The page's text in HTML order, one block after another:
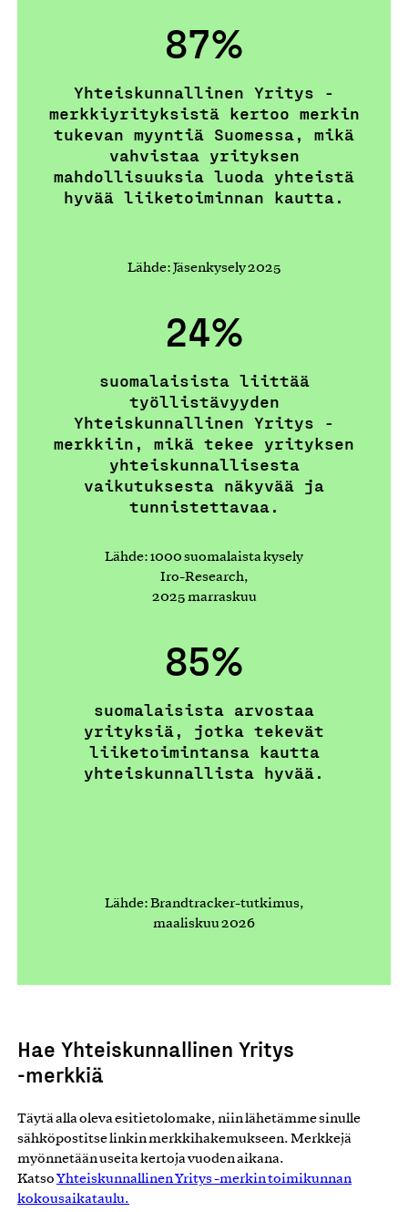
87%
Yhteiskunnallinen Yritys -
merkkiyrityksistä kertoo merkin
tukevan myyntiä Suomessa, mikä
vahvistaa yrityksen
mahdollisuuksia luoda yhteistä
hyvää liiketoiminnan kautta.
Lähde: Jäsenkysely 2025
24%
suomalaisista liittää
työllistävyyden
Yhteiskunnallinen Yritys -
merkkiin, mikä tekee yrityksen
yhteiskunnallisesta
vaikutuksesta näkyvää ja
tunnistettavaa.
Lähde: 1000 suomalaista kysely
Iro-Research,
2025 marraskuu
85%
suomalaisista arvostaa
yrityksiä, jotka tekevät
liiketoimintansa kautta
yhteiskunnallista hyvää.
Lähde: Brandtracker-tutkimus,
maaliskuu 2026
Hae Yhteiskunnallinen Yritys
-merkkiä
Täytä alla oleva esitietolomake, niin lähetämme sinulle
sähköpostitse linkin merkkihakemukseen. Merkkejä
myönnetään useita kertoja vuoden aikana.
Katso Yhteiskunnallinen Yritys -merkin toimikunnan
kokousaikataulu.